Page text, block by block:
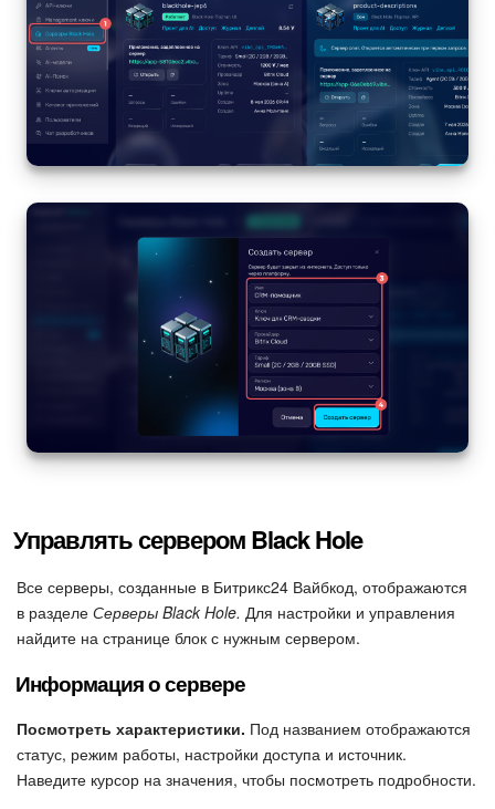
Управлять сервером Black Hole
Все серверы, созданные в Битрикс24 Вайбкод, отображаются
в разделе Серверы Black Hole. Для настройки и управления
найдите на странице блок с нужным сервером.
Информация о сервере
Посмотреть характеристики. Под названием отображаются
статус, режим работы, настройки доступа и источник.
Наведите курсор на значения, чтобы посмотреть подробности.